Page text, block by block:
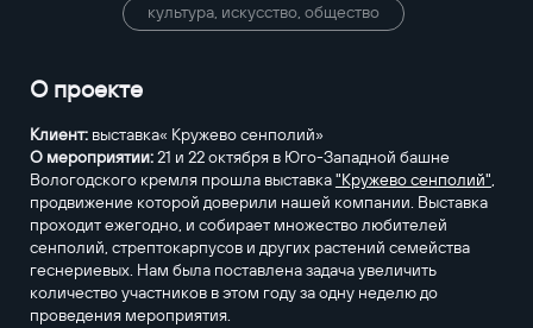
культура, искусство, общество
О проекте
Клиент: выставка« Кружево сенполий»
О мероприятии:21 и 22 октября в Юго-Западной башне
Вологодского кремля прошла выставка"Кружево сенполий",
продвижение которой доверили нашей компании. Выставка
проходит ежегодно, и собирает множество любителей
сенполий, стрептокарпусов и других растений семейства
геснериевых. Нам была поставлена задача увеличить
количество участников в этом году за одну неделю до
проведения мероприятия.